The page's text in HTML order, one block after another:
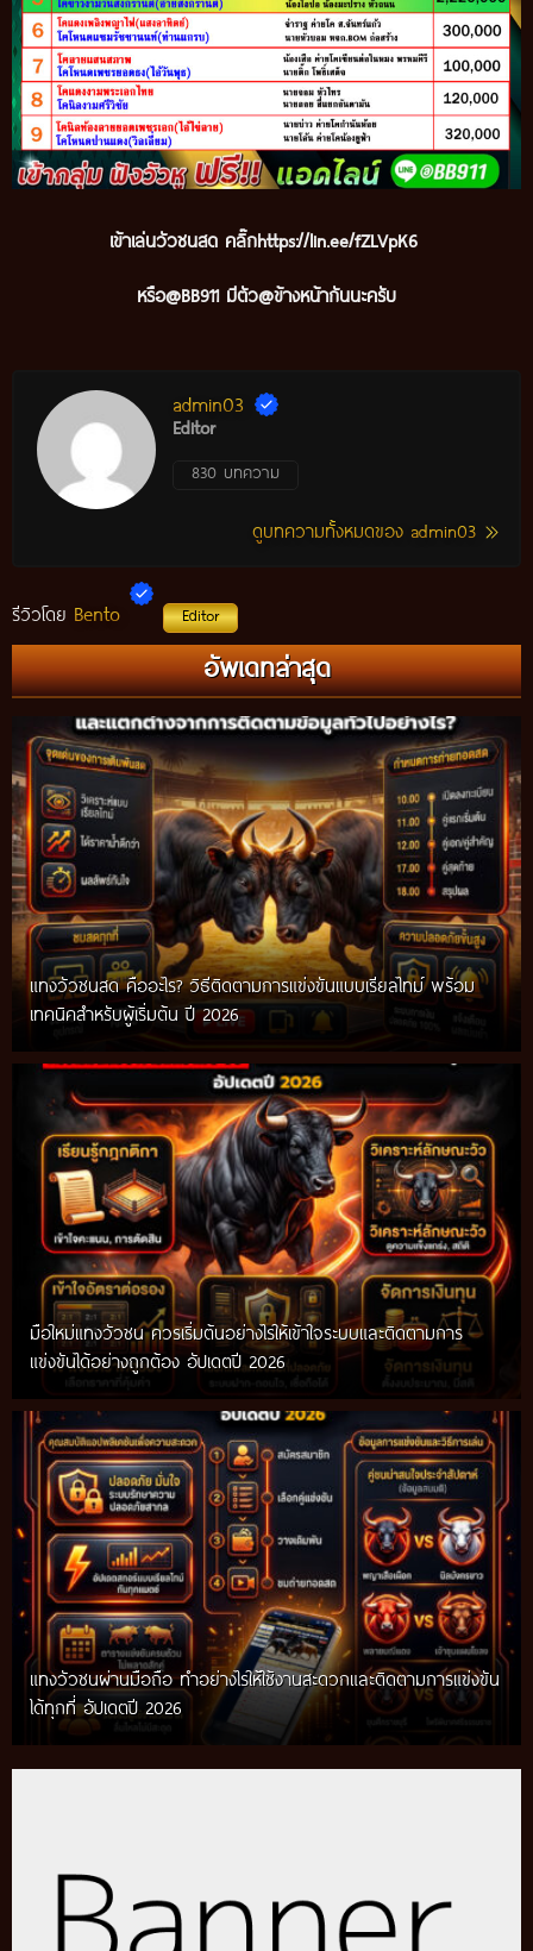
เข้าเล่นวัวชนสด คลิ๊กhttps://lin.ee/fZLVpK6
หรือ@BB911 มีตัว@ข้างหน้ากันนะครับ
admin03
Editor
830 บทความ
ดูบทความทั้งหมดของ admin03
รีวิวโดย Bento Editor
อัพเดทล่าสุด
แทงวัวชนสด คืออะไร? วิธีติดตามการแข่งขันแบบเรียลไทม์ พร้อม
เทคนิคสำหรับผู้เริ่มต้น ปี 2026
มือใหม่แทงวัวชน ควรเริ่มต้นอย่างไรให้เข้าใจระบบและติดตามการ
แข่งขันได้อย่างถูกต้อง อัปเดตปี 2026
แทงวัวชนผ่านมือถือ ทำอย่างไรให้ใช้งานสะดวกและติดตามการแข่งขัน
ได้ทุกที่ อัปเดตปี 2026